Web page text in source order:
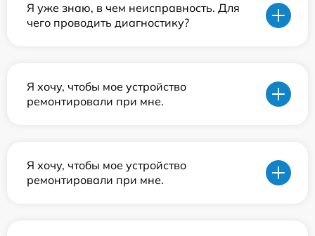
Я уже знаю, в чем неисправность. Для
чего проводить диагностику?
Я хочу, чтобы мое устройство
ремонтировали при мне.
Я хочу, чтобы мое устройство
ремонтировали при мне.